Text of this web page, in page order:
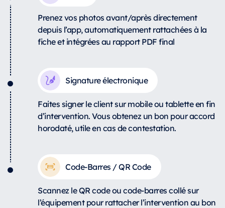
Prenez vos photos avant/après directement
depuis l’app, automatiquement rattachées à la
fiche et intégrées au rapport PDF final
Signature électronique
Faites signer le client sur mobile ou tablette en fin
d’intervention. Vous obtenez un bon pour accord
horodaté, utile en cas de contestation.
Code-Barres / QR Code
Scannez le QR code ou code-barres collé sur
l’équipement pour rattacher l’intervention au bon